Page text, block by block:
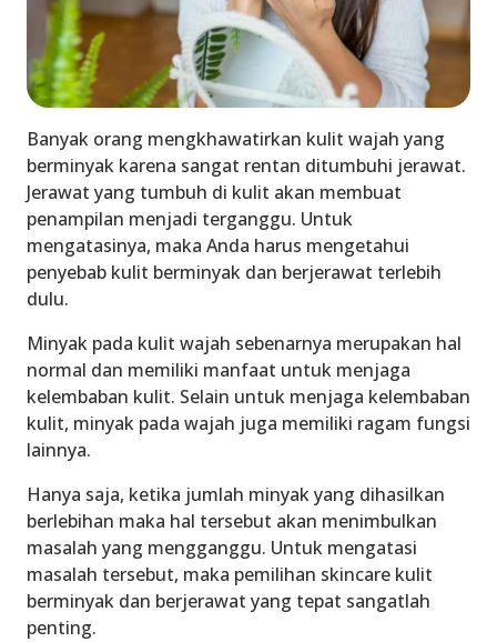
Banyak orang mengkhawatirkan kulit wajah yang
berminyak karena sangat rentan ditumbuhi jerawat.
Jerawat yang tumbuh di kulit akan membuat
penampilan menjadi terganggu. Untuk
mengatasinya, maka Anda harus mengetahui
penyebab kulit berminyak dan berjerawat terlebih
dulu.
Minyak pada kulit wajah sebenarnya merupakan hal
normal dan memiliki manfaat untuk menjaga
kelembaban kulit. Selain untuk menjaga kelembaban
kulit, minyak pada wajah juga memiliki ragam fungsi
lainnya.
Hanya saja, ketika jumlah minyak yang dihasilkan
berlebihan maka hal tersebut akan menimbulkan
masalah yang mengganggu. Untuk mengatasi
masalah tersebut, maka pemilihan skincare kulit
berminyak dan berjerawat yang tepat sangatlah
penting.